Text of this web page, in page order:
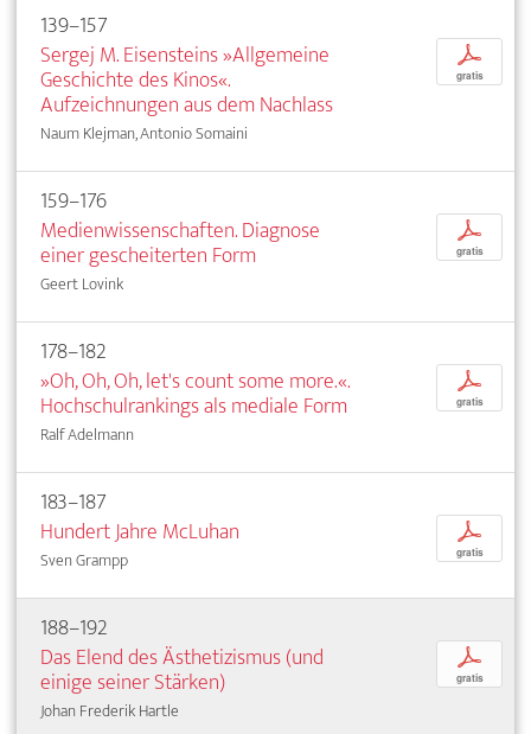
139–157
Sergej M. Eisensteins »Allgemeine
Geschichte des Kinos«.
Aufzeichnungen aus dem Nachlass
Naum Klejman, Antonio Somaini
p
gratis
159–176
Medienwissenschaften. Diagnose
einer gescheiterten Form
Geert Lovink
p
gratis
178–182
»Oh, Oh, Oh, let's count some more.«.
Hochschulrankings als mediale Form
Ralf Adelmann
p
gratis
183–187
Hundert Jahre McLuhan
Sven Grampp
p
gratis
188–192
Das Elend des Ästhetizismus (und
einige seiner Stärken)
Johan Frederik Hartle
p
gratis